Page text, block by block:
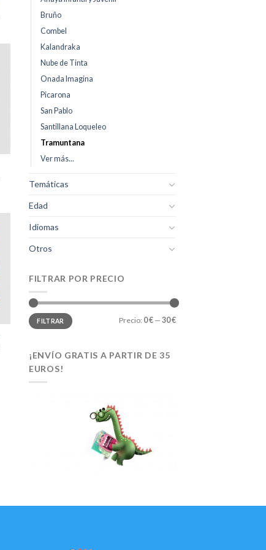
Bruño
Combel
Kalandraka
Nube de Tinta
Onada Imagina
Picarona
San Pablo
Santillana Loqueleo
Tramuntana
Ver más...
Temáticas
Edad
Idiomas
Otros
FILTRAR POR PRECIO
Precio
mínimo
Precio
máximo
FILTRAR Precio: 0 € — 30 €
¡ENVÍO GRATIS A PARTIR DE 35
EUROS!